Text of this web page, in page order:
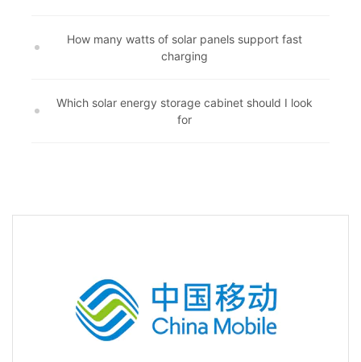
How many watts of solar panels support fast
charging
Which solar energy storage cabinet should I look
for